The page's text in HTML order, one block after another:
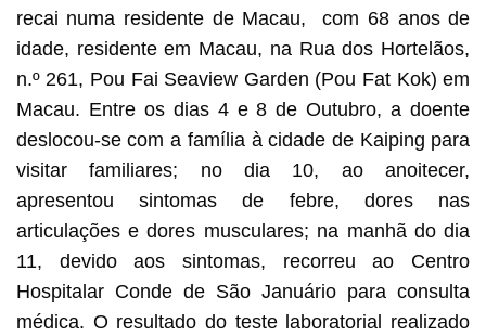
recai numa residente de Macau, com 68 anos de
idade, residente em Macau, na Rua dos Hortelãos,
n.º 261, Pou Fai Seaview Garden (Pou Fat Kok) em
Macau. Entre os dias 4 e 8 de Outubro, a doente
deslocou-se com a família à cidade de Kaiping para
visitar familiares; no dia 10, ao anoitecer,
apresentou sintomas de febre, dores nas
articulações e dores musculares; na manhã do dia
11, devido aos sintomas, recorreu ao Centro
Hospitalar Conde de São Januário para consulta
médica. O resultado do teste laboratorial realizado